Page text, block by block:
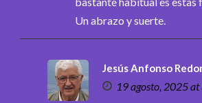
Un abrazo y suerte.
Jesús Anfonso
19 agosto, 2025